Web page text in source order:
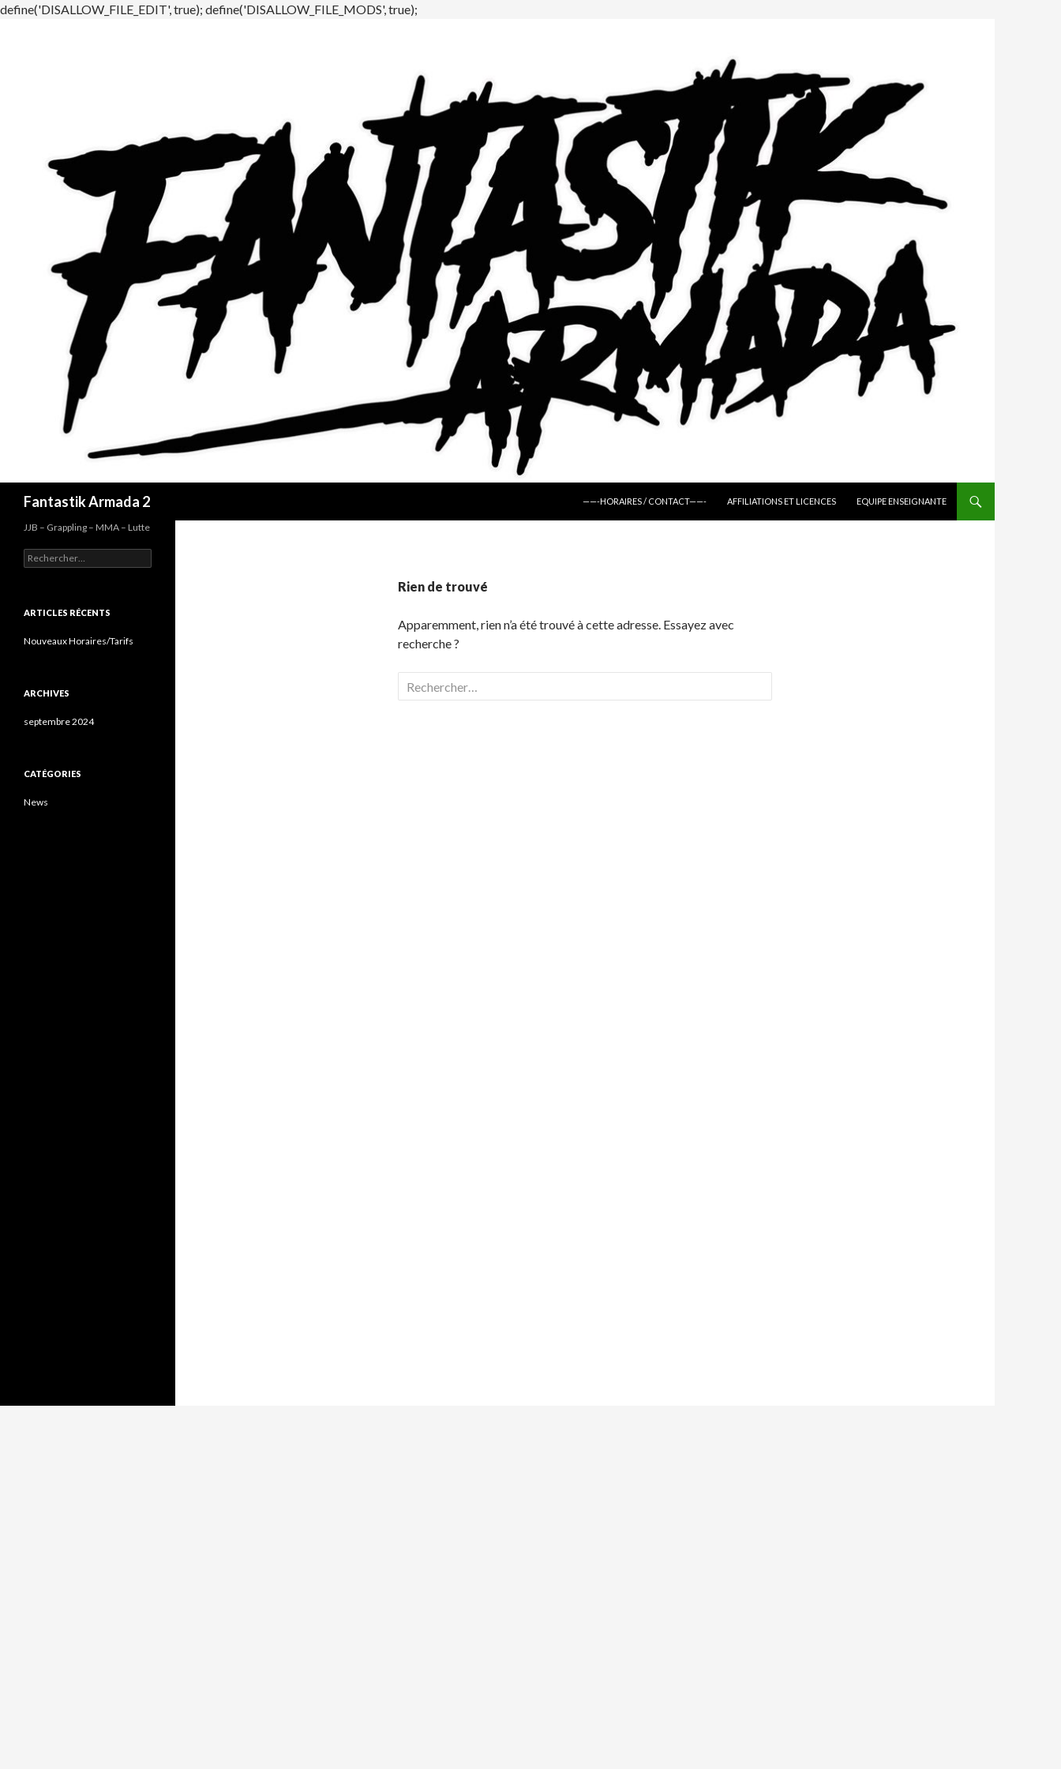
define('DISALLOW_FILE_EDIT', true); define('DISALLOW_FILE_MODS', true);
Fantastik Armada 2
——-HORAIRES / CONTACT——-
AFFILIATIONS ET LICENCES EQUIPE ENSEIGNANTE
Rien de trouvé
Apparemment, rien n’a été trouvé à cette adresse. Essayez avec
recherche ?
Rechercher :
JJB – Grappling – MMA – Lutte
Rechercher :
ARTICLES RÉCENTS
Nouveaux Horaires/Tarifs
ARCHIVES
septembre 2024
CATÉGORIES
News